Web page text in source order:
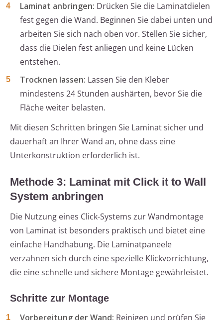
Laminat anbringen: Drücken Sie die Laminatdielen
fest gegen die Wand. Beginnen Sie dabei unten und
arbeiten Sie sich nach oben vor. Stellen Sie sicher,
dass die Dielen fest anliegen und keine Lücken
entstehen.
Trocknen lassen: Lassen Sie den Kleber
mindestens 24 Stunden aushärten, bevor Sie die
Fläche weiter belasten.
Mit diesen Schritten bringen Sie Laminat sicher und
dauerhaft an Ihrer Wand an, ohne dass eine
Unterkonstruktion erforderlich ist.
Methode 3: Laminat mit Click it to Wall
System anbringen
Die Nutzung eines Click-Systems zur Wandmontage
von Laminat ist besonders praktisch und bietet eine
einfache Handhabung. Die Laminatpaneele
verzahnen sich durch eine spezielle Klickvorrichtung,
die eine schnelle und sichere Montage gewährleistet.
Schritte zur Montage
Vorbereitung der Wand: Reinigen und prüfen Sie